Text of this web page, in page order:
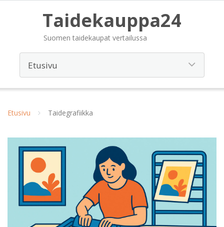
Taidekauppa24
Suomen taidekaupat vertailussa
Etusivu Taidegrafiikka